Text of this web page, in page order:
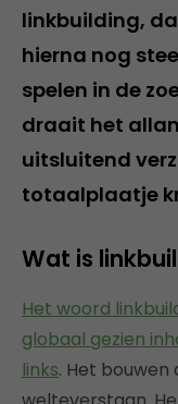
linkbuilding,
hierna nog
spelen in de
draait het
uitsluitend
totaalplaatje
Wat is
Het woord
globaal gezien
links. Het